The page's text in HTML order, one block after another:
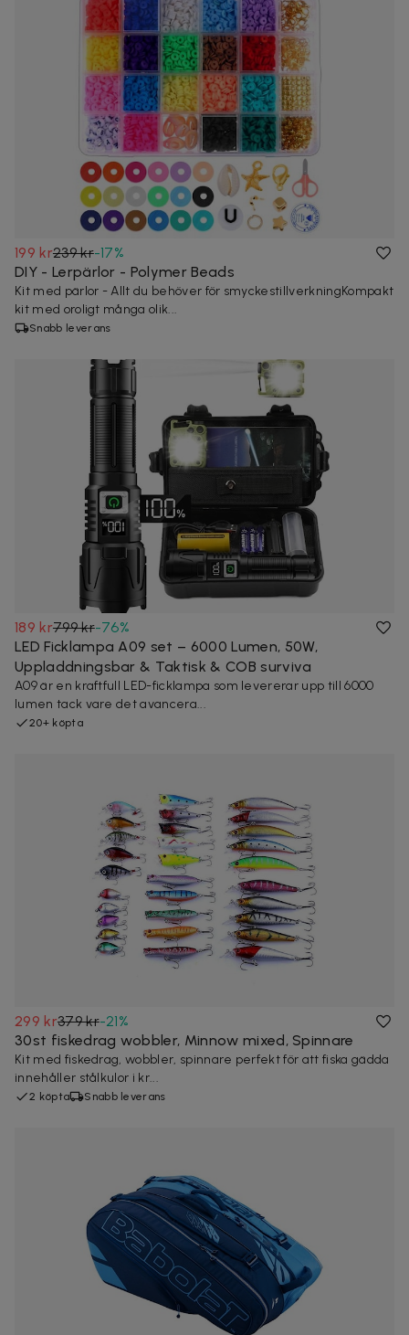
199 kr239 kr-17%
DIY - Lerpärlor - Polymer Beads
Kit med pärlor - Allt du behöver för smyckestillverkningKompakt
kit med oroligt många olik...
Snabb leverans
189 kr799 kr-76%
LED Ficklampa A09 set – 6000 Lumen, 50W,
Uppladdningsbar & Taktisk & COB surviva
A09 är en kraftfull LED-ficklampa som levererar upp till 6000
lumen tack vare det avancera...
20+ köpta
299 kr379 kr-21%
30st fiskedrag wobbler, Minnow mixed, Spinnare
Kit med fiskedrag, wobbler, spinnare perfekt för att fiska gädda
innehåller stålkulor i kr...
2 köpta Snabb leverans